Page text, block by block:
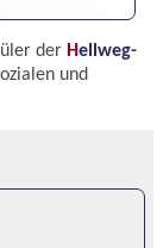
der Hellweg-
und